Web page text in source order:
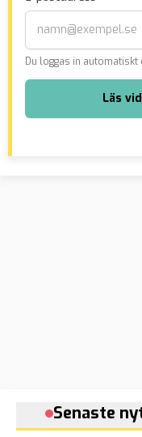
Du loggas in automatiskt
Läs
Senaste